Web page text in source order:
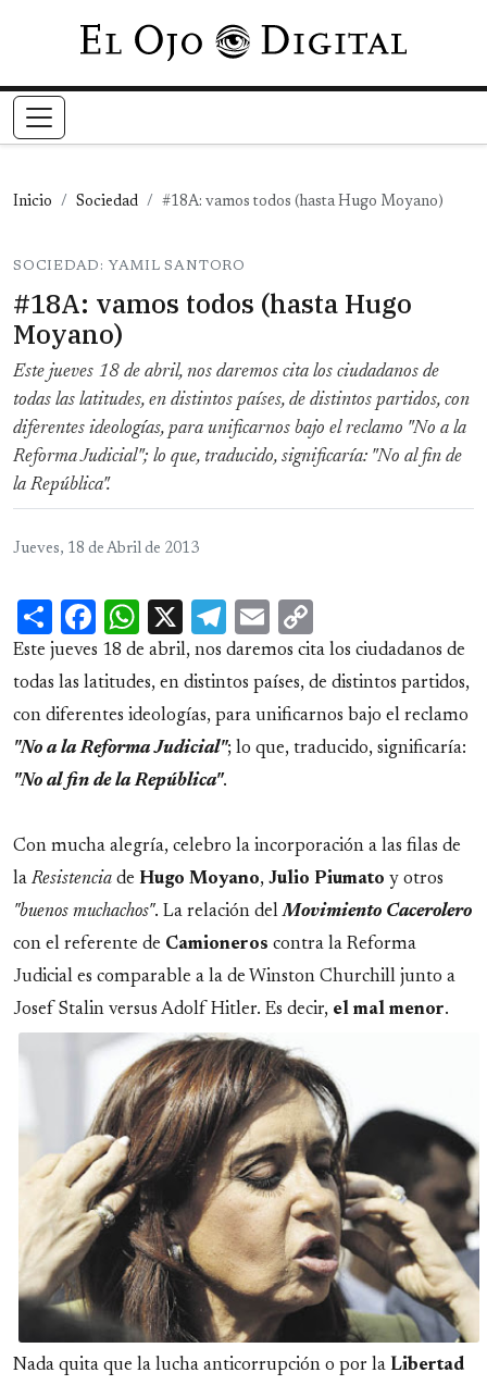
Pasar al contenido principal
Inicio Sociedad #18A: vamos todos (hasta Hugo Moyano)
SOCIEDAD: YAMIL SANTORO
#18A: vamos todos (hasta Hugo
Moyano)
Este jueves 18 de abril, nos daremos cita los ciudadanos de
todas las latitudes, en distintos países, de distintos partidos, con
diferentes ideologías, para unificarnos bajo el reclamo "No a la
Reforma Judicial"; lo que, traducido, significaría: "No al fin de
la República".
Jueves, 18 de Abril de 2013
ShareFacebook
WhatsApp
X Telegram
Email
Link
Este jueves 18 de abril, nos daremos cita los ciudadanos de
todas las latitudes, en distintos países, de distintos partidos,
con diferentes ideologías, para unificarnos bajo el reclamo
"No a la Reforma Judicial"; lo que, traducido, significaría:
"No al fin de la República".
Con mucha alegría, celebro la incorporación a las filas de
la Resistencia de Hugo Moyano, Julio Piumato y otros
"buenos muchachos". La relación delMovimiento Cacerolero
con el referente de Camioneros contra la Reforma
Judicial es comparable a la de Winston Churchill junto a
Josef Stalin versus Adolf Hitler. Es decir, el mal menor.
Nada quita que la lucha anticorrupción o por la Libertad